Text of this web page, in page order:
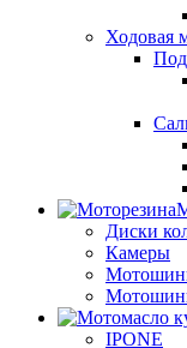
Ходовая
Диски
Камеры
IPONE